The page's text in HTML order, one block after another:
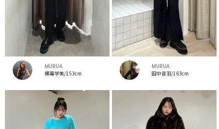
MURUA
横幕学美/153cm
MURUA
田中音羽/163cm